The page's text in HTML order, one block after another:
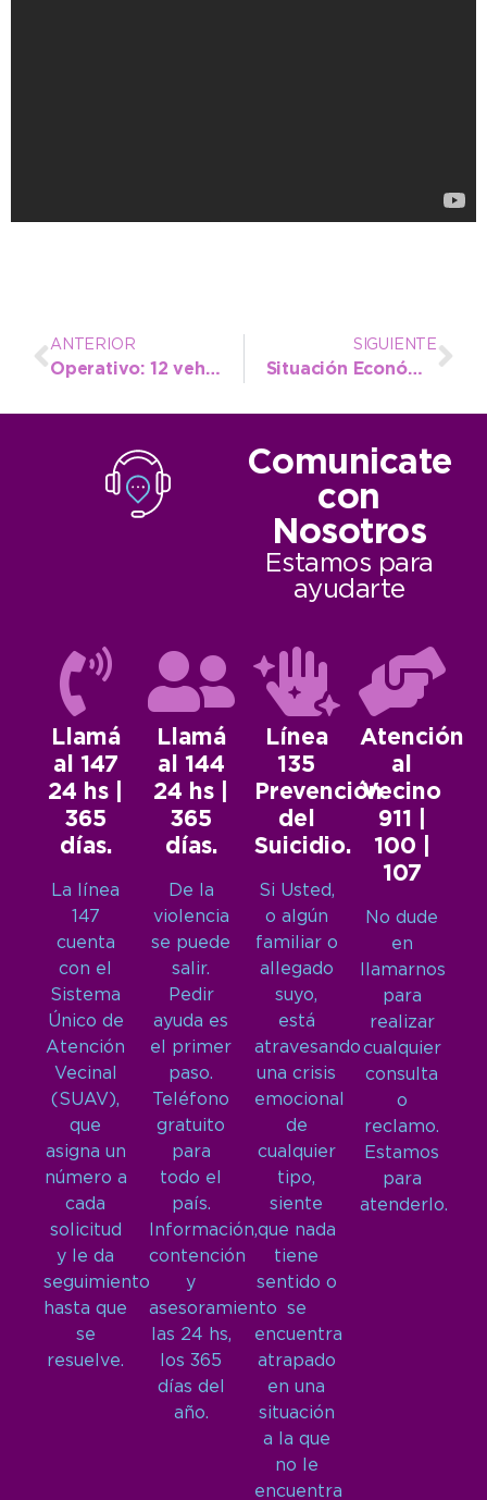
ANTERIOR
Operativo: 12 vehículos secuestrados
SIGUIENTE
Situación Económico – Financiera 01/01/2016 al 30/06/2016
Comunicate
con
Nosotros
Estamos para
ayudarte
Llamá
al 147
24 hs |
365
días.
La línea
147
cuenta
con el
Sistema
Único de
Atención
Vecinal
(SUAV),
que
asigna un
número a
cada
solicitud
y le da
seguimiento
hasta que
se
resuelve.
Llamá
al 144
24 hs |
365
días.
De la
violencia
se puede
salir.
Pedir
ayuda es
el primer
paso.
Teléfono
gratuito
para
todo el
país.
Información,
contención
y
asesoramiento
las 24 hs,
los 365
días del
año.
Línea
135
Prevención
del
Suicidio.
Si Usted,
o algún
familiar o
allegado
suyo,
está
atravesando
una crisis
emocional
de
cualquier
tipo,
siente
que nada
tiene
sentido o
se
encuentra
atrapado
en una
situación
a la que
no le
encuentra
Atención
al
Vecino
911 |
100 |
107
No dude
en
llamarnos
para
realizar
cualquier
consulta
o
reclamo.
Estamos
para
atenderlo.